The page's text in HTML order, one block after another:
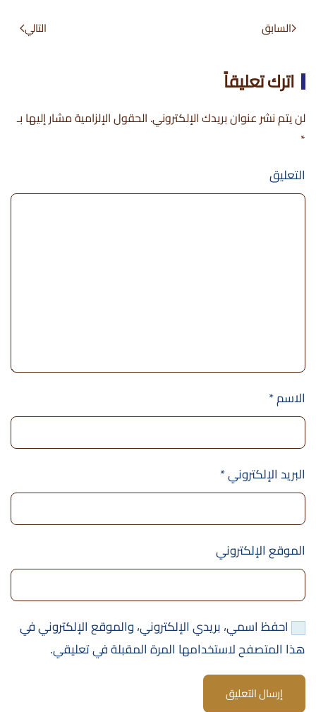
السابق التالي
اترك تعليقاً
لن يتم نشر عنوان بريدك الإلكتروني. الحقول الإلزامية مشار إليها بـ
*
التعليق
الاسم*
البريد الإلكتروني*
الموقع الإلكتروني
احفظ اسمي، بريدي الإلكتروني، والموقع الإلكتروني في
هذا المتصفح لاستخدامها المرة المقبلة في تعليقي.
إرسال التعليق